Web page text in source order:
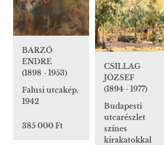
BARZÓ
ENDRE
(1898 - 1953)
Falusi utcakép,
1942
385 000 Ft
CSILLAG
JÓZSEF
(1894 - 1977)
Budapesti
utcarészlet
színes
kirakatokkal